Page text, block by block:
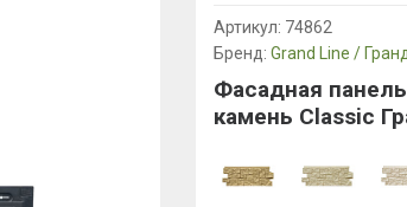
Артикул: 74862
Бренд: Grand Line /
Фасадная
камень Classic